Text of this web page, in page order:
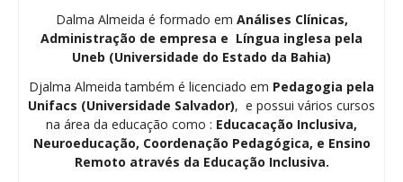
Dalma Almeida é formado em Análises Clínicas,
Administração de empresa e Língua inglesa pela
Uneb (Universidade do Estado da Bahia)
Djalma Almeida também é licenciado em Pedagogia pela
Unifacs (Universidade Salvador), e possui vários cursos
na área da educação como : Educacação Inclusiva,
Neuroeducação, Coordenação Pedagógica, e Ensino
Remoto através da Educação Inclusiva.